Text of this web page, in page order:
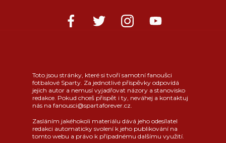
Toto jsou stránky, které si tvoří samotní fanoušci
fotbalové Sparty. Za jednotlivé příspěvky odpovídá
jejich autor a nemusí vyjadřovat názory a stanovisko
redakce. Pokud chceš přispět i ty, neváhej a kontaktuj
nás na fanousci@spartaforever.cz.
Zasláním jakéhokoli materiálu dává jeho odesílatel
redakci automaticky svolení k jeho publikování na
tomto webu a právo k případnému dalšímu využití.